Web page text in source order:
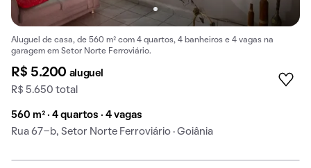
Aluguel de casa, de 560 m² com 4 quartos, 4 banheiros e 4 vagas na
garagem em Setor Norte Ferroviário.
R$ 5.200 aluguel
R$ 5.650 total
560 m² · 4 quartos · 4 vagas
Rua 67-b, Setor Norte Ferroviário · Goiânia